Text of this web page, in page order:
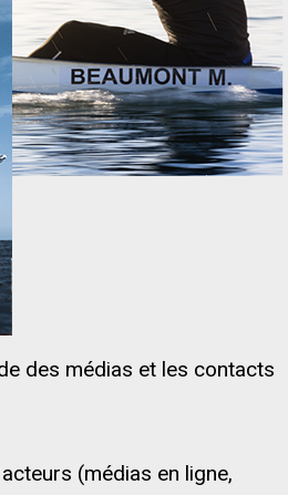
des médias et les contacts
(médias en ligne,